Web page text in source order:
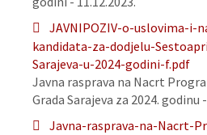
JAVNIPOZIV-o-uslovima-i-
kandidata-za-dodjelu-
Sarajeva-u-2024-godini-f.pdf
Javna rasprava na Nacrt
Grada Sarajeva za 2024. godinu
Javna-rasprava-na-Nacrt-